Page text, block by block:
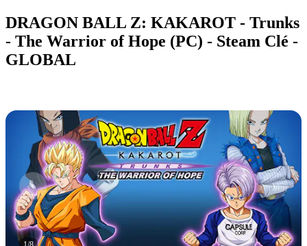
DRAGON BALL Z: KAKAROT - Trunks
- The Warrior of Hope (PC) - Steam Clé -
GLOBAL